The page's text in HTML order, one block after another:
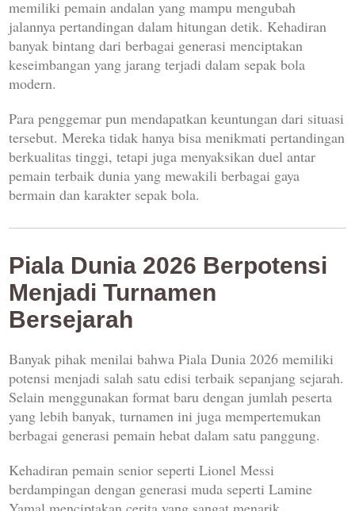
memiliki pemain andalan yang mampu mengubah
jalannya pertandingan dalam hitungan detik. Kehadiran
banyak bintang dari berbagai generasi menciptakan
keseimbangan yang jarang terjadi dalam sepak bola
modern.
Para penggemar pun mendapatkan keuntungan dari situasi
tersebut. Mereka tidak hanya bisa menikmati pertandingan
berkualitas tinggi, tetapi juga menyaksikan duel antar
pemain terbaik dunia yang mewakili berbagai gaya
bermain dan karakter sepak bola.
Piala Dunia 2026 Berpotensi
Menjadi Turnamen
Bersejarah
Banyak pihak menilai bahwa Piala Dunia 2026 memiliki
potensi menjadi salah satu edisi terbaik sepanjang sejarah.
Selain menggunakan format baru dengan jumlah peserta
yang lebih banyak, turnamen ini juga mempertemukan
berbagai generasi pemain hebat dalam satu panggung.
Kehadiran pemain senior seperti Lionel Messi
berdampingan dengan generasi muda seperti Lamine